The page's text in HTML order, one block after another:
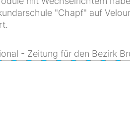
"Chapf" auf
- Zeitung für den Bezirk